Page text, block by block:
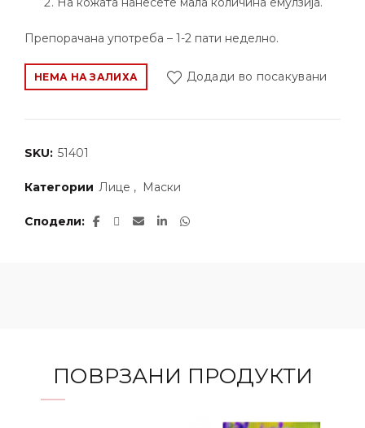
Препорачана употреба – 1-2 пати неделно.
НЕМА НА ЗАЛИХА Додади во посакувани
SKU: 51401
Категории Лице , Маски
Сподели
ПОВРЗАНИ ПРОДУКТИ